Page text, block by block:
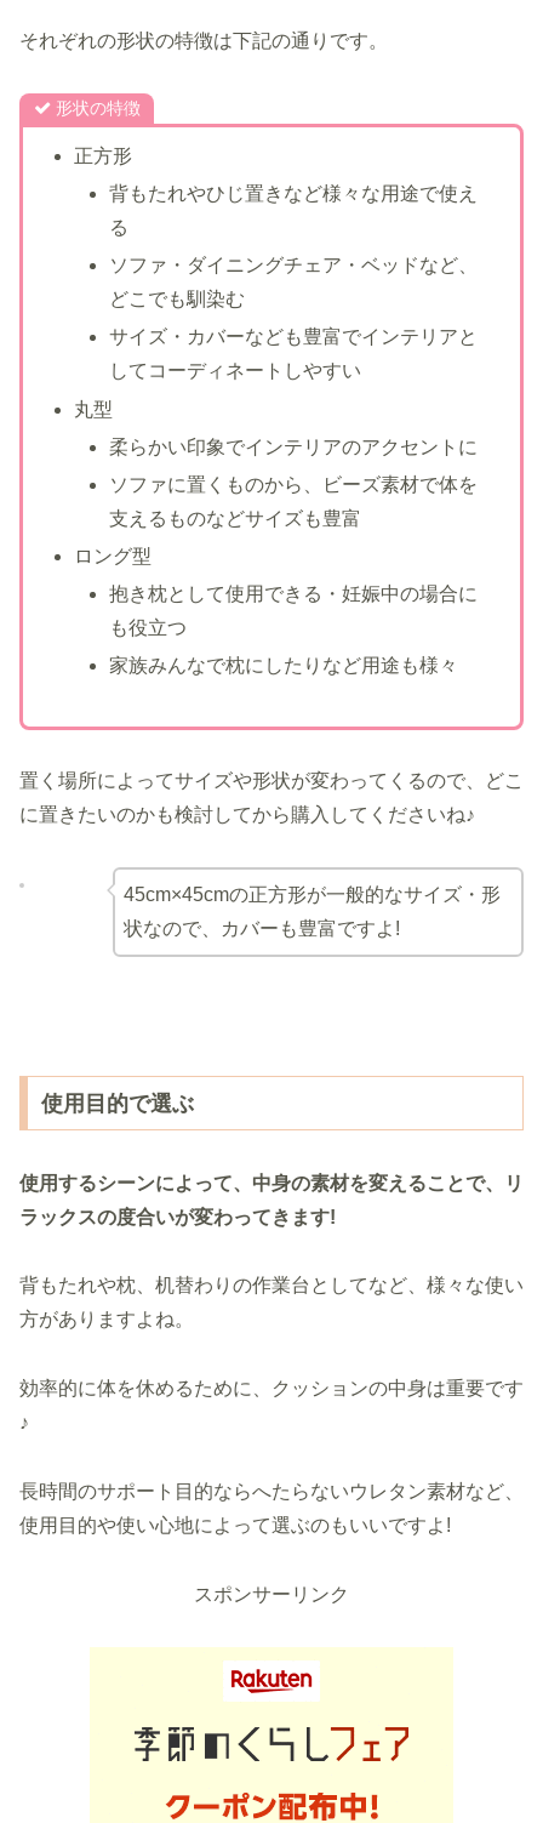
それぞれの形状の特徴は下記の通りです。
形状の特徴
正方形
背もたれやひじ置きなど様々な用途で使え
る
ソファ・ダイニングチェア・ベッドなど、
どこでも馴染む
サイズ・カバーなども豊富でインテリアと
してコーディネートしやすい
丸型
柔らかい印象でインテリアのアクセントに
ソファに置くものから、ビーズ素材で体を
支えるものなどサイズも豊富
ロング型
抱き枕として使用できる・妊娠中の場合に
も役立つ
家族みんなで枕にしたりなど用途も様々
置く場所によってサイズや形状が変わってくるので、どこ
に置きたいのかも検討してから購入してくださいね♪
45cm×45cmの正方形が一般的なサイズ・形
状なので、カバーも豊富ですよ!
使用目的で選ぶ
使用するシーンによって、中身の素材を変えることで、リ
ラックスの度合いが変わってきます!
背もたれや枕、机替わりの作業台としてなど、様々な使い
方がありますよね。
効率的に体を休めるために、クッションの中身は重要です
♪
長時間のサポート目的ならへたらないウレタン素材など、
使用目的や使い心地によって選ぶのもいいですよ!
スポンサーリンク